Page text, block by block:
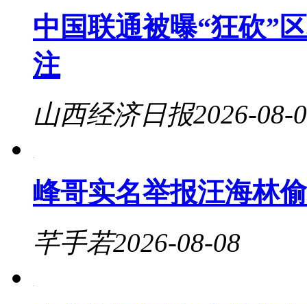
中国联通被曝“狂砍”
注
山西经济日报2026-08-
峰哥实名举报汪海林
芊手若2026-08-08